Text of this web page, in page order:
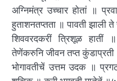
अग्निमंत्र उच्चार होतां ॥
हुताशनतप्तता ॥ पावती झाली
शिववरदकरीं त्रिशूळ हातीं
तेणेंकरुनि जीवन तप्त
भोगावतीचें उत्तम उदक ॥